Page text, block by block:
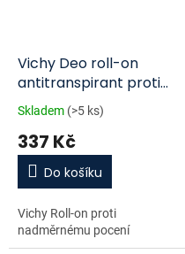
Vichy Deo roll-on
antitranspirant proti
nadměrnému pocení
48h 50 ml
Skladem (>5 ks)
337 Kč
Do košíku
Vichy Roll-on proti
nadměrnému pocení